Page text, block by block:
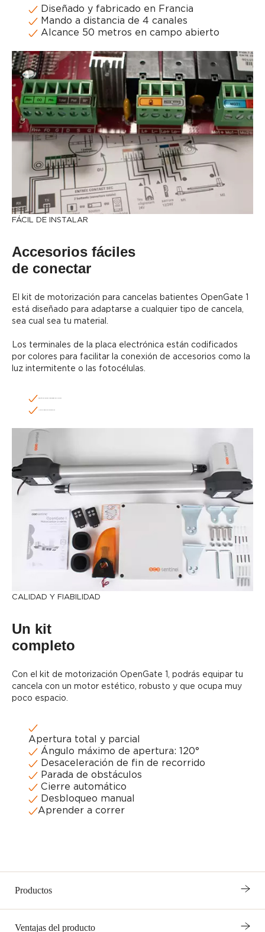
Diseñado y fabricado en Francia
Mando a distancia de 4 canales
Alcance 50 metros en campo abierto
FÁCIL DE INSTALAR
Accesorios fáciles
de conectar
El kit de motorización para cancelas batientes OpenGate 1
está diseñado para adaptarse a cualquier tipo de cancela,
sea cual sea tu material.
Los terminales de la placa electrónica están codificados
por colores para facilitar la conexión de accesorios como la
luz intermitente o las fotocélulas.
CALIDAD Y FIABILIDAD
Un kit
completo
Con el kit de motorización OpenGate 1, podrás equipar tu
cancela con un motor estético, robusto y que ocupa muy
poco espacio.
Apertura total y parcial
Ángulo máximo de apertura: 120°
Desaceleración de fin de recorrido
Parada de obstáculos
Cierre automático
Desbloqueo manual
Aprender a correr
Productos
Ventajas del producto